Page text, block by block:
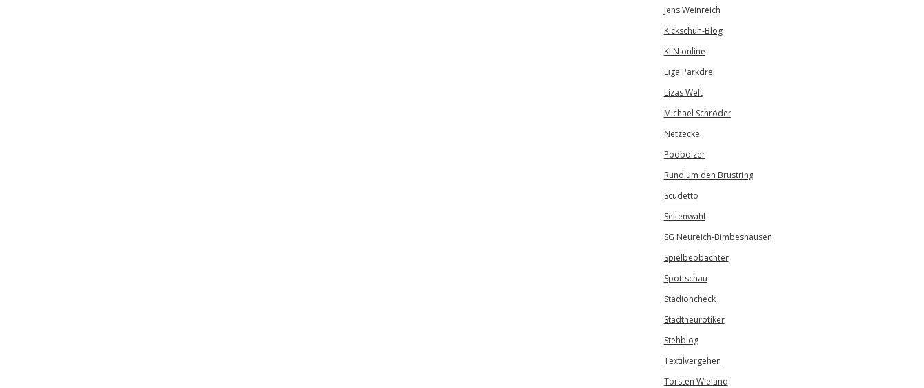
Jens Weinreich
Kickschuh-Blog
KLN online
Liga Parkdrei
Lizas Welt
Michael Schröder
Netzecke
Podbolzer
Rund um den Brustring
Scudetto
Seitenwahl
SG Neureich-Bimbeshausen
Spielbeobachter
Spottschau
Stadioncheck
Stadtneurotiker
Stehblog
Textilvergehen
Torsten Wieland